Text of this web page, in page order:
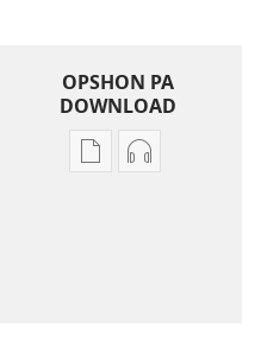
OPSHON PA
DOWNLOAD
OpshonOpshon